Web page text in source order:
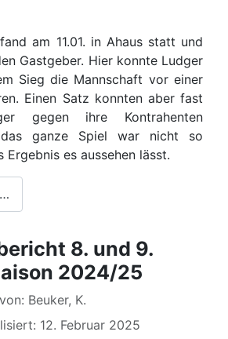
am 11.01. in Ahaus statt und
Gastgeber. Hier konnte Ludger
Sieg die Mannschaft vor einer
Einen Satz konnten aber fast
gegen ihre Kontrahenten
ganze Spiel war nicht so
Ergebnis es aussehen lässt.
8. und 9.
2024/25
Beuker, K.
12. Februar 2025